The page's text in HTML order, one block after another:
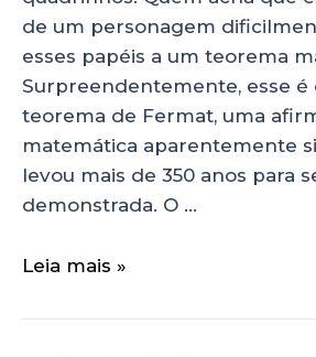
de um personagem
esses papéis a um teorema
Surpreendentemente, esse é
teorema de Fermat, uma
matemática aparentemente
levou mais de 350 anos para
demonstrada. O …
Leia mais »